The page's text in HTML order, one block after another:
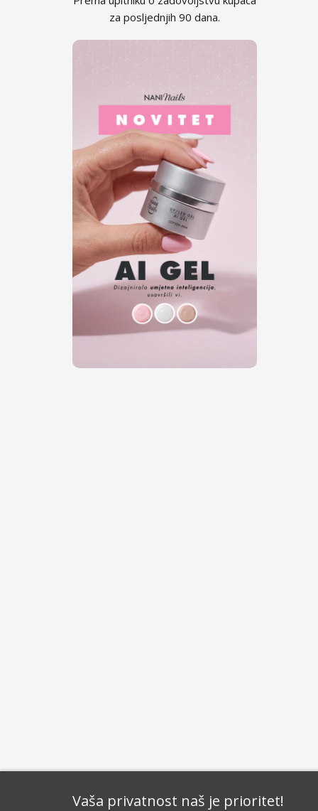
Vaša privatnost naš je prioritet!
Kolekcija Romantic Sunset
Kolekcija Pure Beauty
Kolekcija Cupcake
Kolekcija Time to Warm Up
Kolekcija Let It Snow!
Kolekcija Heartbeat
Kolekcija Princess
za posljednjih 90 dana.